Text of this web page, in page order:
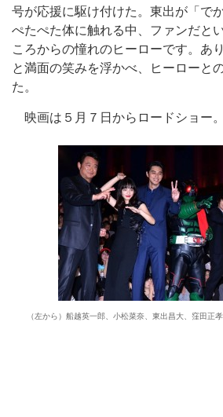
号が応援に駆け付けた。東出が「で
ぺたぺた体に触れる中、ファンだと
ころからの憧れのヒーローです。あ
と満面の笑みを浮かべ、ヒーローと
た。
映画は５月７日からロードショー。
（左から）船越英一郎、小松菜奈、東出昌大、窪田正